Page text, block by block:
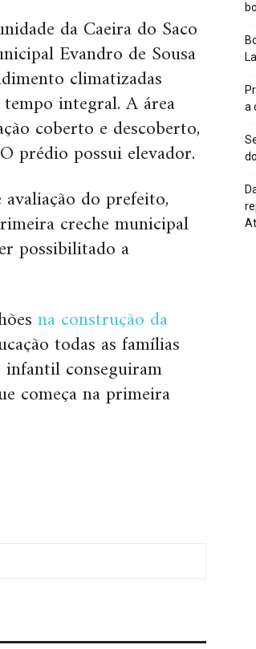
da Caeira do Saco
Evandro de Sousa
climatizadas
integral. A área
coberto e descoberto,
prédio possui elevador.
do prefeito,
creche municipal
possibilitado a
na construção da
todas as famílias
infantil conseguiram
começa na primeira
a